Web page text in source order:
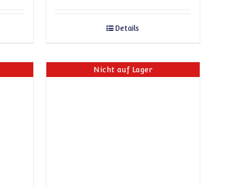
Details
Nicht auf Lager